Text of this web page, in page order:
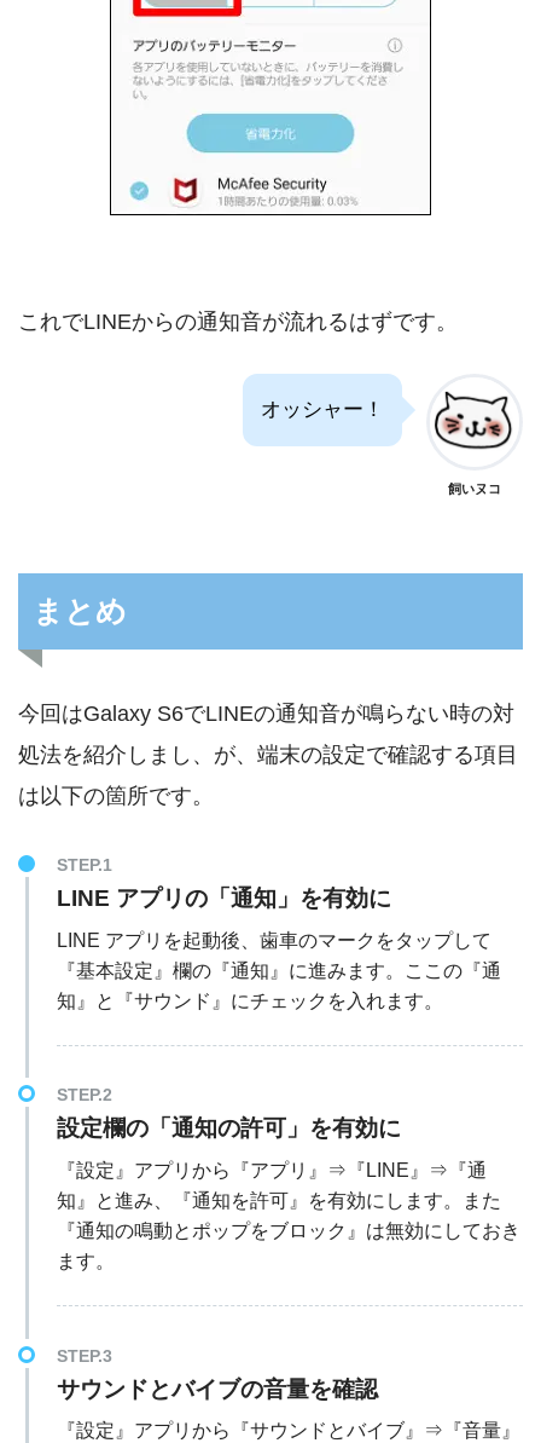
これでLINEからの通知音が流れるはずです。
オッシャー！
飼いヌコ
まとめ
今回はGalaxy S6でLINEの通知音が鳴らない時の対
処法を紹介しまし、が、端末の設定で確認する項目
は以下の箇所です。
STEP.1
LINE アプリの「通知」を有効に
LINE アプリを起動後、歯車のマークをタップして
『基本設定』欄の『通知』に進みます。ここの『通
知』と『サウンド』にチェックを入れます。
STEP.2
設定欄の「通知の許可」を有効に
『設定』アプリから『アプリ』⇒『LINE』⇒『通
知』と進み、『通知を許可』を有効にします。また
『通知の鳴動とポップをブロック』は無効にしておき
ます。
STEP.3
サウンドとバイブの音量を確認
『設定』アプリから『サウンドとバイブ』⇒『音量』